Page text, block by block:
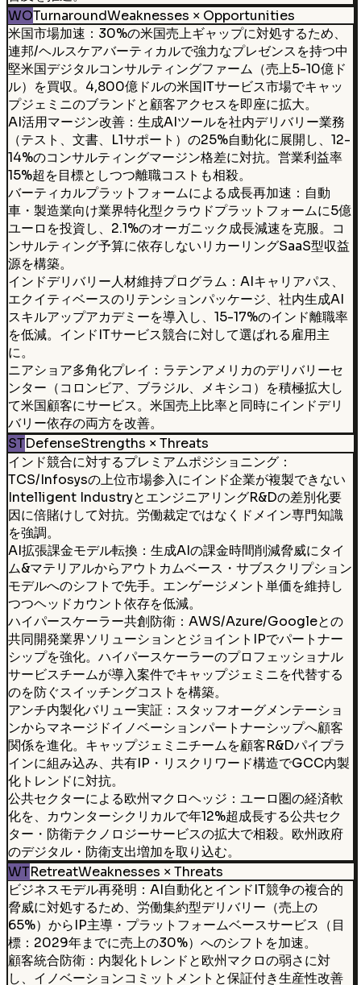
WOTurnaroundWeaknesses × Opportunities
米国市場加速：30%の米国売上ギャップに対処するため、
連邦/ヘルスケアバーティカルで強力なプレゼンスを持つ中
堅米国デジタルコンサルティングファーム（売上5-10億ド
ル）を買収。4,800億ドルの米国ITサービス市場でキャッ
プジェミニのブランドと顧客アクセスを即座に拡大。
AI活用マージン改善：生成AIツールを社内デリバリー業務
（テスト、文書、L1サポート）の25%自動化に展開し、12-
14%のコンサルティングマージン格差に対抗。営業利益率
15%超を目標としつつ離職コストも相殺。
バーティカルプラットフォームによる成長再加速：自動
車・製造業向け業界特化型クラウドプラットフォームに5億
ユーロを投資し、2.1%のオーガニック成長減速を克服。コ
ンサルティング予算に依存しないリカーリングSaaS型収益
源を構築。
インドデリバリー人材維持プログラム：AIキャリアパス、
エクイティベースのリテンションパッケージ、社内生成AI
スキルアップアカデミーを導入し、15-17%のインド離職率
を低減。インドITサービス競合に対して選ばれる雇用主
に。
ニアショア多角化プレイ：ラテンアメリカのデリバリーセ
ンター（コロンビア、ブラジル、メキシコ）を積極拡大し
て米国顧客にサービス。米国売上比率と同時にインドデリ
バリー依存の両方を改善。
STDefenseStrengths × Threats
インド競合に対するプレミアムポジショニング：
TCS/Infosysの上位市場参入にインド企業が複製できない
Intelligent IndustryとエンジニアリングR&Dの差別化要
因に倍賭けして対抗。労働裁定ではなくドメイン専門知識
を強調。
AI拡張課金モデル転換：生成AIの課金時間削減脅威にタイ
ム&マテリアルからアウトカムベース・サブスクリプション
モデルへのシフトで先手。エンゲージメント単価を維持し
つつヘッドカウント依存を低減。
ハイパースケーラー共創防衛：AWS/Azure/Googleとの
共同開発業界ソリューションとジョイントIPでパートナー
シップを強化。ハイパースケーラーのプロフェッショナル
サービスチームが導入案件でキャップジェミニを代替する
のを防ぐスイッチングコストを構築。
アンチ内製化バリュー実証：スタッフオーグメンテーショ
ンからマネージドイノベーションパートナーシップへ顧客
関係を進化。キャップジェミニチームを顧客R&Dパイプラ
インに組み込み、共有IP・リスクリワード構造でGCC内製
化トレンドに対抗。
公共セクターによる欧州マクロヘッジ：ユーロ圏の経済軟
化を、カウンターシクリカルで年12%超成長する公共セク
ター・防衛テクノロジーサービスの拡大で相殺。欧州政府
のデジタル・防衛支出増加を取り込む。
WTRetreatWeaknesses × Threats
ビジネスモデル再発明：AI自動化とインドIT競争の複合的
脅威に対処するため、労働集約型デリバリー（売上の
65%）からIP主導・プラットフォームベースサービス（目
標：2029年までに売上の30%）へのシフトを加速。
顧客統合防衛：内製化トレンドと欧州マクロの弱さに対
し、イノベーションコミットメントと保証付き生産性改善